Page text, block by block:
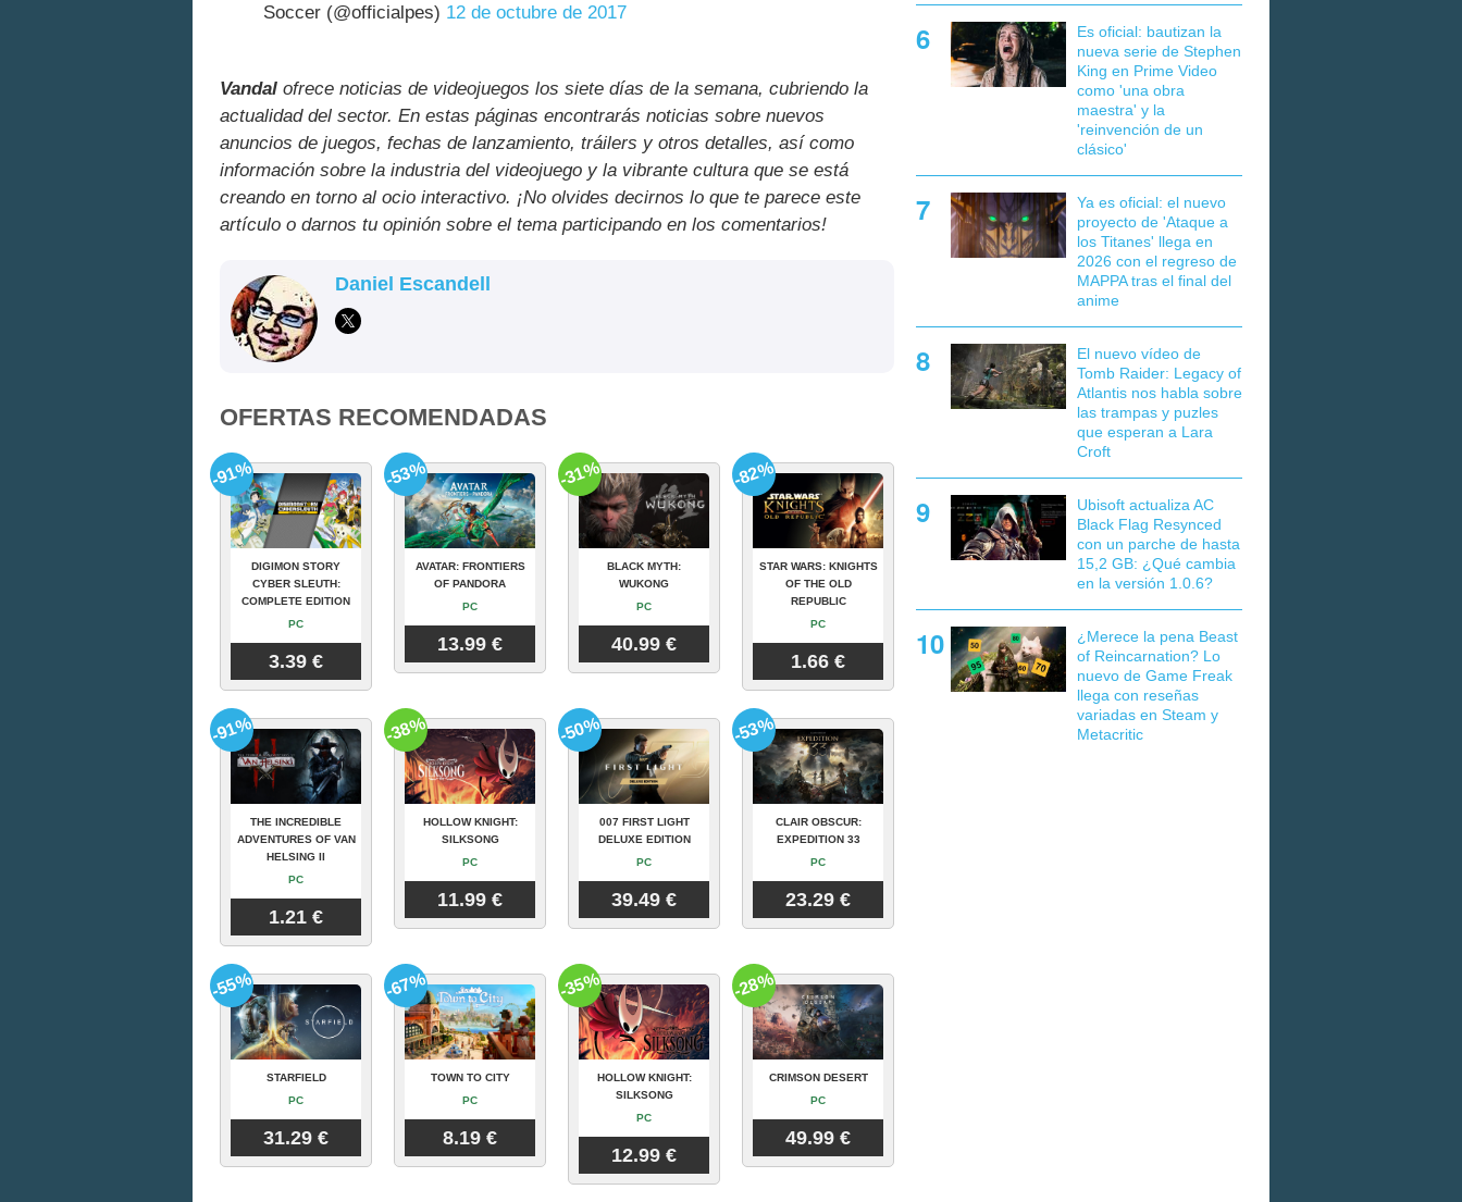
Soccer (@officialpes) 12 de octubre de 2017
Vandal ofrece noticias de videojuegos los siete días de la semana, cubriendo la
actualidad del sector. En estas páginas encontrarás noticias sobre nuevos
anuncios de juegos, fechas de lanzamiento, tráilers y otros detalles, así como
información sobre la industria del videojuego y la vibrante cultura que se está
creando en torno al ocio interactivo. ¡No olvides decirnos lo que te parece este
artículo o darnos tu opinión sobre el tema participando en los comentarios!
Daniel Escandell
OFERTAS RECOMENDADAS
DIGIMON STORY
CYBER SLEUTH:
COMPLETE EDITION
PC
3.39 €
-91%
AVATAR: FRONTIERS
OF PANDORA
PC
13.99 €
-53%
BLACK MYTH:
WUKONG
PC
40.99 €
-31%
STAR WARS: KNIGHTS
OF THE OLD
REPUBLIC
PC
1.66 €
-82%
THE INCREDIBLE
ADVENTURES OF VAN
HELSING II
PC
1.21 €
-91%
HOLLOW KNIGHT:
SILKSONG
PC
11.99 €
-38%
007 FIRST LIGHT
DELUXE EDITION
PC
39.49 €
-50%
CLAIR OBSCUR:
EXPEDITION 33
PC
23.29 €
-53%
STARFIELD
PC
31.29 €
-55%
TOWN TO CITY
PC
8.19 €
-67%
HOLLOW KNIGHT:
SILKSONG
PC
12.99 €
-35%
CRIMSON DESERT
PC
49.99 €
-28%
Es oficial: bautizan la
nueva serie de Stephen
King en Prime Video
como 'una obra
maestra' y la
'reinvención de un
clásico'
Ya es oficial: el nuevo
proyecto de 'Ataque a
los Titanes' llega en
2026 con el regreso de
MAPPA tras el final del
anime
El nuevo vídeo de
Tomb Raider: Legacy of
Atlantis nos habla sobre
las trampas y puzles
que esperan a Lara
Croft
Ubisoft actualiza AC
Black Flag Resynced
con un parche de hasta
15,2 GB: ¿Qué cambia
en la versión 1.0.6?
¿Merece la pena Beast
of Reincarnation? Lo
nuevo de Game Freak
llega con reseñas
variadas en Steam y
Metacritic